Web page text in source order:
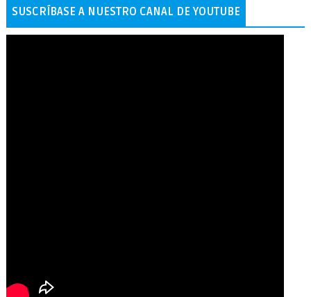
SUSCRÍBASE A NUESTRO CANAL DE YOUTUBE